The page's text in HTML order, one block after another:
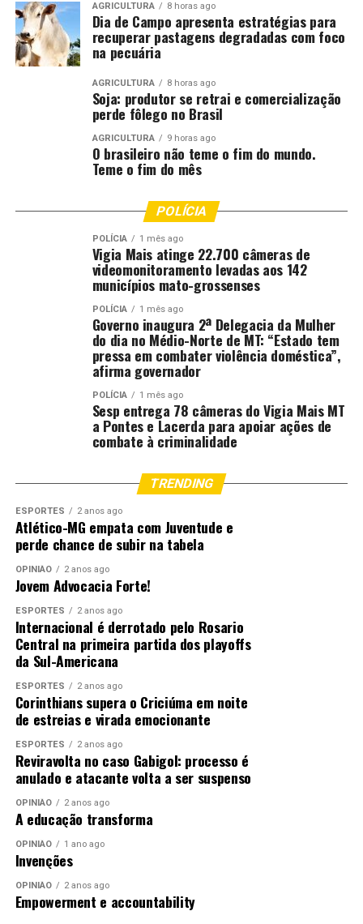
AGRICULTURA 8 horas ago
Dia de Campo apresenta estratégias para
recuperar pastagens degradadas com foco
na pecuária
AGRICULTURA 8 horas ago
Soja: produtor se retrai e comercialização
perde fôlego no Brasil
AGRICULTURA 9 horas ago
O brasileiro não teme o fim do mundo.
Teme o fim do mês
POLÍCIA
POLÍCIA 1 mês ago
Vigia Mais atinge 22.700 câmeras de
videomonitoramento levadas aos 142
municípios mato-grossenses
POLÍCIA 1 mês ago
Governo inaugura 2ª Delegacia da Mulher
do dia no Médio-Norte de MT: “Estado tem
pressa em combater violência doméstica”,
afirma governador
POLÍCIA 1 mês ago
Sesp entrega 78 câmeras do Vigia Mais MT
a Pontes e Lacerda para apoiar ações de
combate à criminalidade
TRENDING
ESPORTES 2 anos ago
Atlético-MG empata com Juventude e
perde chance de subir na tabela
OPINIÃO 2 anos ago
Jovem Advocacia Forte!
ESPORTES 2 anos ago
Internacional é derrotado pelo Rosario
Central na primeira partida dos playoffs
da Sul-Americana
ESPORTES 2 anos ago
Corinthians supera o Criciúma em noite
de estreias e virada emocionante
ESPORTES 2 anos ago
Reviravolta no caso Gabigol: processo é
anulado e atacante volta a ser suspenso
OPINIÃO 2 anos ago
A educação transforma
OPINIÃO 1 ano ago
Invenções
OPINIÃO 2 anos ago
Empowerment e accountability